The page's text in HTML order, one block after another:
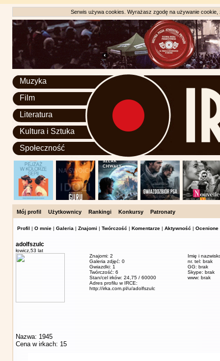
Serwis używa cookies. Wyrażasz zgodę na używanie
Muzyka
Film
Literatura
Kultura i Sztuka
Społeczność
Mój profil Użytkownicy Rankingi Konkursy Patronaty
Profil | O mnie | Galeria | Znajomi | Twórczość | Komentarze | Aktywność | Ocenione
adolfszulc
łowicz, 53 lat
Znajomi: 2
Galeria zdjęć: 0
Gwiazdki: 1
Twórczość: 6
Stan/cel irków: 24,75 / 60000
Adres profilu w IRCE:
http://irka.com.pl/u/adolfszulc
Imię i
nr. tel: brak
GG: brak
Skype: brak
www: brak
Nazwa: 1945
Cena w irkach: 15